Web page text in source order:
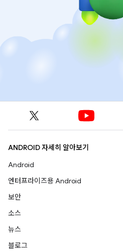
ANDROID 자세히 알아보기
Android
엔터프라이즈용 Android
보안
소스
뉴스
블로그